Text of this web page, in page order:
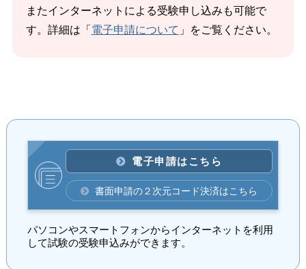
またインターネットによる受験申し込みも可能で
す。詳細は「 電子申請について 」をご覧ください。
電子申請はこちら
書面申請の２次元コード決済はこちら
パソコンやスマートフォンからインターネットを利用
して試験の受験申込みができます。